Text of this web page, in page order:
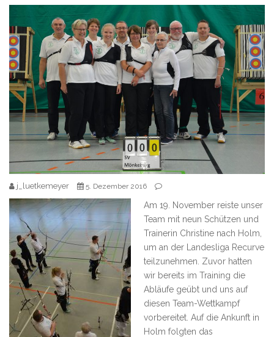
j_luetkemeyer 5. Dezember 2016
Am 19. November reiste unser
Team mit neun Schützen und
Trainerin Christine nach Holm,
um an der Landesliga Recurve
teilzunehmen. Zuvor hatten
wir bereits im Training die
Abläufe geübt und uns auf
diesen Team-Wettkampf
vorbereitet. Auf die Ankunft in
Holm folgten das